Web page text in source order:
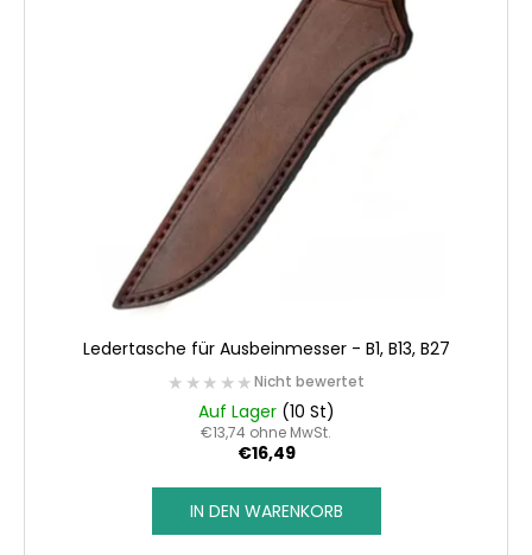
Ledertasche für Ausbeinmesser - B1, B13, B27
★★★★★
★★★★★Nicht bewertet
Auf Lager (10 St)
€13,74 ohne MwSt.
€16,49
IN DEN WARENKORB